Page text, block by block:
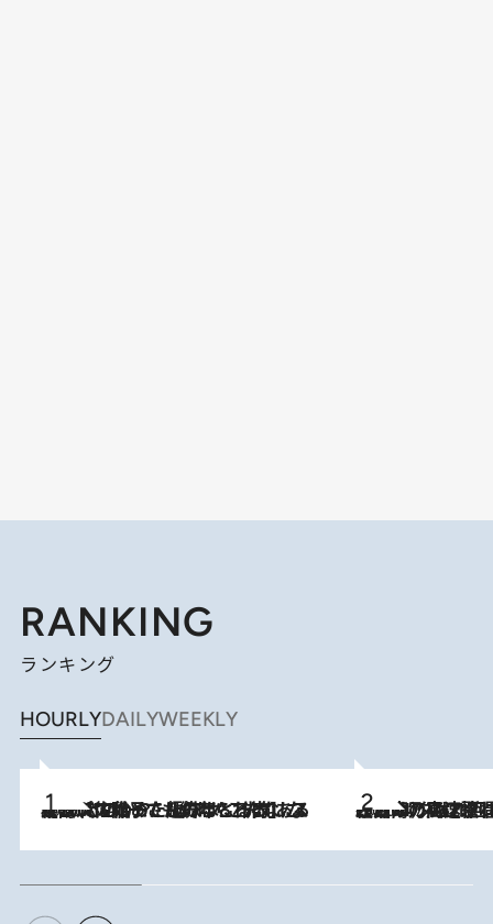
RANKING
ランキング
HOURLYDAILYWEEKLY
2026.8.5
【阿川佐和子さんの年とる力】なぜ70代で始めた趣味は“こんなに楽しい”のか？ ピアノ、俳句…スランプに陥っても続けられる“ある秘訣”とは 2026.8.7
「湘南乃風に憧れて」観客大盛上がりの“タオル回し”に、ラッパー顔負けの高速歌唱まで…さだまさし（74）のアグレッシブすぎる現在地